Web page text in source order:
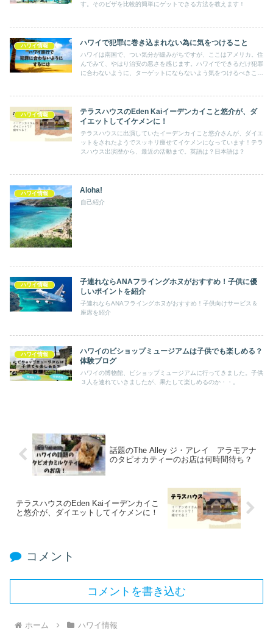
す。そのビザを比較的簡単にゲットできる方法を教えます！
ハワイ情報 ハワイで犯罪に巻き込まれない為に気をつけること
ハワイは南国で、つい気分が緩みがちですが、ここはアメリカ。住
んでみて、やはり治安の悪さを感じます。ハワイでできるだけ犯罪
に合わないように、ターゲットにならないよう気をつけるべきこと
ハワイ情報
テラスハウスのEden Kaiイーデンカイこと悠介が、ダ
イエットしてイケメンに！
テラスハウスに出演していたイーデンカイこと悠介さんが、ダイエ
ットをされたようでスッキリ痩せてイケメンになっています！テラ
スハウス出演歴から、最近の活動まで。英語は？日本語は？
ハワイ情報 Aloha!
自己紹介
ハワイ情報
子連れならANAフライングホヌがおすすめ！子供に優
しいポイントを紹介
子連れならANAフライングホヌがおすすめ！子供向けサービス＆
座席を紹介
ハワイ情報
ハワイのビショップミュージアムは子供でも楽しめる？
体験ブログ
ハワイの博物館、ビショップミュージアムに行ってきました。子供
３人を連れていきましたが、果たして楽しめるのか・・。
話題のThe Alley ジ・アレイ アラモアナ
のタピオカティーのお店は何時間待ち？
テラスハウスのEden Kaiイーデンカイこ
と悠介が、ダイエットしてイケメンに！
コメント
コメントを書き込む
ホーム ハワイ情報